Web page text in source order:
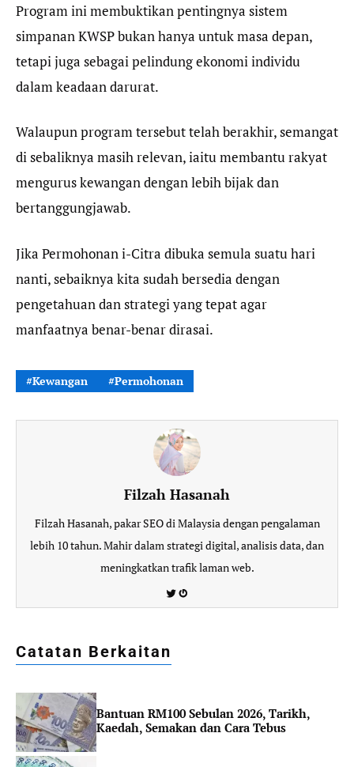
Program ini membuktikan pentingnya sistem
simpanan KWSP bukan hanya untuk masa depan,
tetapi juga sebagai pelindung ekonomi individu
dalam keadaan darurat.
Walaupun program tersebut telah berakhir, semangat
di sebaliknya masih relevan, iaitu membantu rakyat
mengurus kewangan dengan lebih bijak dan
bertanggungjawab.
Jika Permohonan i-Citra dibuka semula suatu hari
nanti, sebaiknya kita sudah bersedia dengan
pengetahuan dan strategi yang tepat agar
manfaatnya benar-benar dirasai.
Kewangan Permohonan
Filzah Hasanah
Filzah Hasanah, pakar SEO di Malaysia dengan pengalaman
lebih 10 tahun. Mahir dalam strategi digital, analisis data, dan
meningkatkan trafik laman web.
Twitter
Gravatar
Catatan Berkaitan
Bantuan RM100 Sebulan 2026, Tarikh,
Kaedah, Semakan dan Cara Tebus